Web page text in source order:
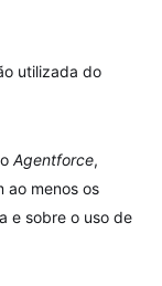
utilizada do
Agentforce,
ao menos os
e sobre o uso de